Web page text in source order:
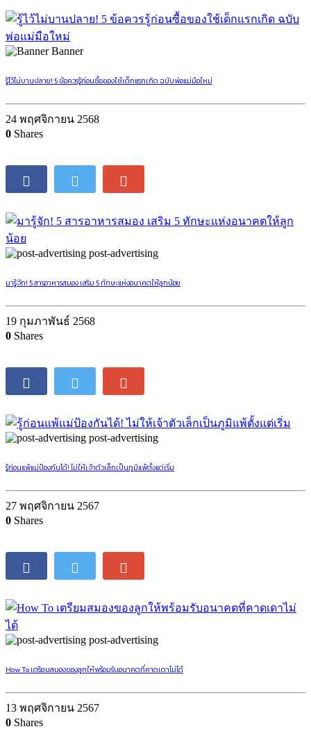
Banner
รู้ไว้ไม่บานปลาย! 5 ข้อควรรู้ก่อนซื้อของใช้เด็กแรกเกิด ฉบับพ่อแม่มือใหม่
24 พฤศจิกายน 2568
0 Shares
post-advertising
มารู้จัก! 5 สารอาหารสมอง เสริม 5 ทักษะแห่งอนาคตให้ลูกน้อย
19 กุมภาพันธ์ 2568
0 Shares
post-advertising
รู้ก่อนแพ้แม่ป้องกันได้! ไม่ให้เจ้าตัวเล็กเป็นภูมิแพ้ตั้งแต่เริ่ม
27 พฤศจิกายน 2567
0 Shares
post-advertising
How To เตรียมสมองของลูกให้พร้อมรับอนาคตที่คาดเดาไม่ได้
13 พฤศจิกายน 2567
0 Shares